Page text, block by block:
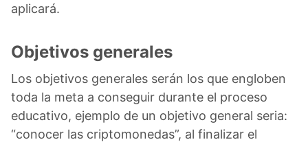
aplicará.
Objetivos generales
Los objetivos generales serán los que engloben
toda la meta a conseguir durante el proceso
educativo, ejemplo de un objetivo general seria:
“conocer las criptomonedas”, al finalizar el